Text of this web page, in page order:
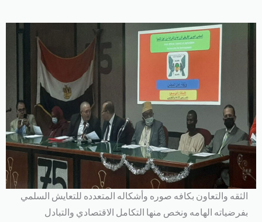
الثقه والتعاون بكافه صوره وأشكاله المتعدده للتعايش السلمي
بفرضياته الهامه ونخص منها التكامل الاقتصادي والتبادل